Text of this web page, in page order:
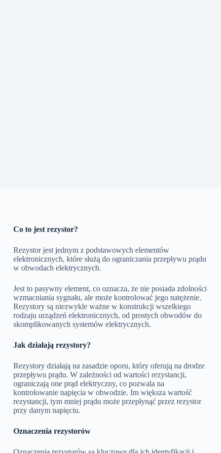
Co to jest rezystor?
Rezystor jest jednym z podstawowych elementów
elektronicznych, które służą do ograniczania przepływu prądu
w obwodach elektrycznych.
Jest to pasywny element, co oznacza, że nie posiada zdolności
wzmacniania sygnału, ale może kontrolować jego natężenie.
Rezystory są niezwykle ważne w konstrukcji wszelkiego
rodzaju urządzeń elektronicznych, od prostych obwodów do
skomplikowanych systemów elektrycznych.
Jak działają rezystory?
Rezystory działają na zasadzie oporu, który oferują na drodze
przepływu prądu. W zależności od wartości rezystancji,
ograniczają one prąd elektryczny, co pozwala na
kontrolowanie napięcia w obwodzie. Im większa wartość
rezystancji, tym mniej prądu może przepłynąć przez rezystor
przy danym napięciu.
Oznaczenia rezystorów